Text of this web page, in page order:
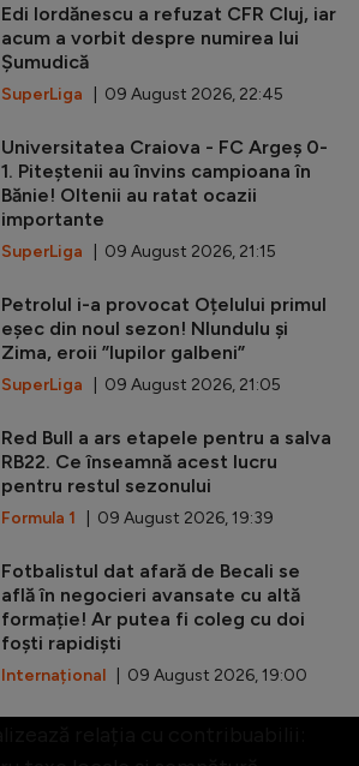
Edi Iordănescu a refuzat CFR Cluj, iar
acum a vorbit despre numirea lui
Șumudică
SuperLiga | 09 August 2026, 22:45
Universitatea Craiova - FC Argeș 0-
1. Piteștenii au învins campioana în
Bănie! Oltenii au ratat ocazii
importante
SuperLiga | 09 August 2026, 21:15
Petrolul i-a provocat Oțelului primul
eșec din noul sezon! Nlundulu și
Zima, eroii ”lupilor galbeni”
SuperLiga | 09 August 2026, 21:05
Red Bull a ars etapele pentru a salva
RB22. Ce înseamnă acest lucru
pentru restul sezonului
Formula 1 | 09 August 2026, 19:39
Fotbalistul dat afară de Becali se
află în negocieri avansate cu altă
formație! Ar putea fi coleg cu doi
foști rapidiști
Internațional | 09 August 2026, 19:00